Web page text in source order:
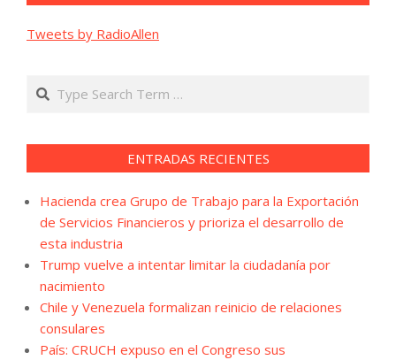
Tweets by RadioAllen
Search
ENTRADAS RECIENTES
Hacienda crea Grupo de Trabajo para la Exportación
de Servicios Financieros y prioriza el desarrollo de
esta industria
Trump vuelve a intentar limitar la ciudadanía por
nacimiento
Chile y Venezuela formalizan reinicio de relaciones
consulares
País: CRUCH expuso en el Congreso sus